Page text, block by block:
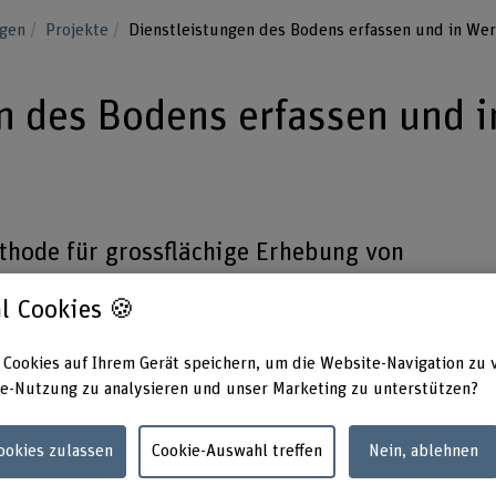
Projekte Dienstleistungen des Bodens erfassen und in
des Bodens erfassen und
für grossflächige Erhebung von
entwickelt werden. Dies
neuer Methoden, Erstellung
und Ausbildung von Fachkräften.
Cookies 🍪
auf Ihrem Gerät speichern, um die Website-Navigation zu
Nutzung zu analysieren und unser Marketing zu unterstützen?
zulassen Cookie-Auswahl treffen Nein, ablehnen